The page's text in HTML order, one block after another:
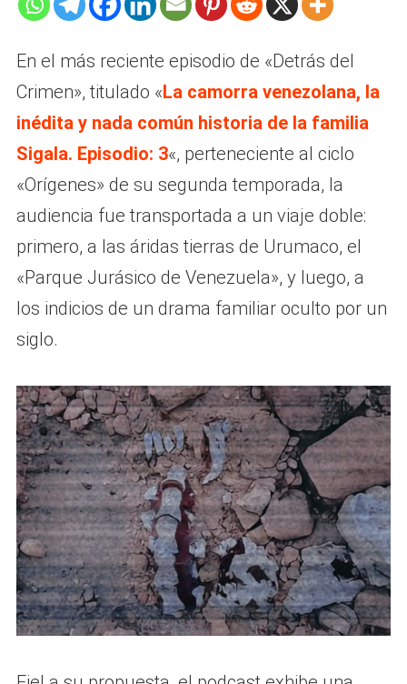
En el más reciente episodio de «Detrás del
Crimen», titulado «La camorra venezolana, la
inédita y nada común historia de la familia
Sigala. Episodio: 3«, perteneciente al ciclo
«Orígenes» de su segunda temporada, la
audiencia fue transportada a un viaje doble:
primero, a las áridas tierras de Urumaco, el
«Parque Jurásico de Venezuela», y luego, a
los indicios de un drama familiar oculto por un
siglo.